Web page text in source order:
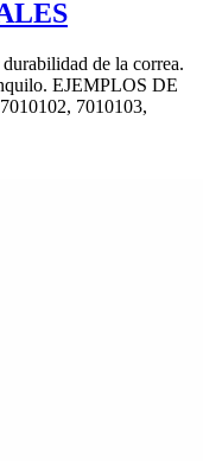
de la correa.
EJEMPLOS DE
7010103,